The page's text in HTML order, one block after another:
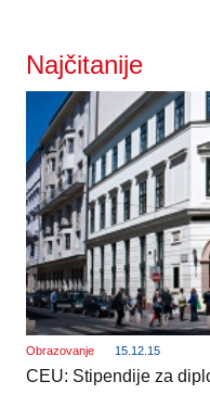
Najčitanije
Obrazovanje 15.12.15
CEU: Stipendije za